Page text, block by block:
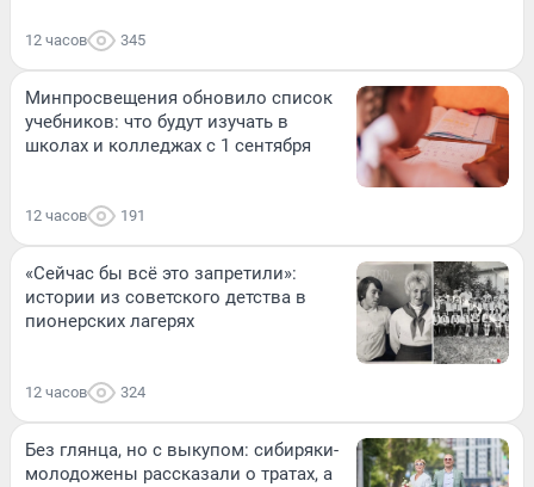
12 часов 345
Минпросвещения обновило список
учебников: что будут изучать в
школах и колледжах с 1 сентября
12 часов 191
«Сейчас бы всё это запретили»:
истории из советского детства в
пионерских лагерях
12 часов 324
Без глянца, но с выкупом: сибиряки-
молодожены рассказали о тратах, а